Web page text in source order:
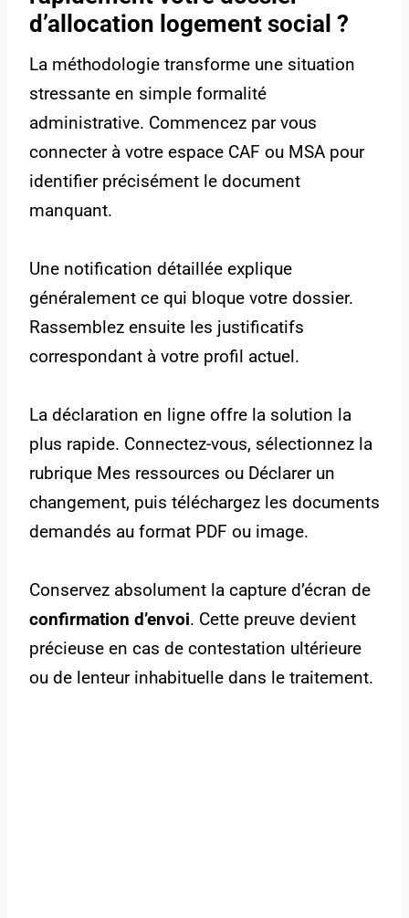
d’allocation logement social ?
La méthodologie transforme une situation
stressante en simple formalité
administrative. Commencez par vous
connecter à votre espace CAF ou MSA pour
identifier précisément le document
manquant.
Une notification détaillée explique
généralement ce qui bloque votre dossier.
Rassemblez ensuite les justificatifs
correspondant à votre profil actuel.
La déclaration en ligne offre la solution la
plus rapide. Connectez-vous, sélectionnez la
rubrique Mes ressources ou Déclarer un
changement, puis téléchargez les documents
demandés au format PDF ou image.
Conservez absolument la capture d’écran de
confirmation d’envoi. Cette preuve devient
précieuse en cas de contestation ultérieure
ou de lenteur inhabituelle dans le traitement.